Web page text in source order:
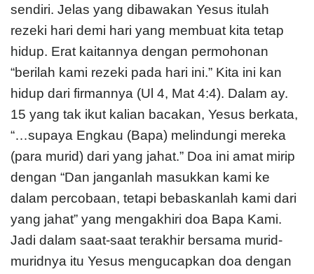
sendiri. Jelas yang dibawakan Yesus itulah
rezeki hari demi hari yang membuat kita tetap
hidup. Erat kaitannya dengan permohonan
“berilah kami rezeki pada hari ini.” Kita ini kan
hidup dari firmannya (Ul 4, Mat 4:4). Dalam ay.
15 yang tak ikut kalian bacakan, Yesus berkata,
“…supaya Engkau (Bapa) melindungi mereka
(para murid) dari yang jahat.” Doa ini amat mirip
dengan “Dan janganlah masukkan kami ke
dalam percobaan, tetapi bebaskanlah kami dari
yang jahat” yang mengakhiri doa Bapa Kami.
Jadi dalam saat-saat terakhir bersama murid-
muridnya itu Yesus mengucapkan doa dengan